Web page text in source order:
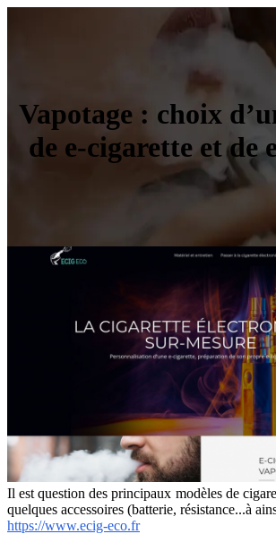
Vapotage : choix
de e-cigarette et de
Il est question des principaux modèles de
quelques accessoires (batterie, résistance...à
https://www.ecig-eco.fr